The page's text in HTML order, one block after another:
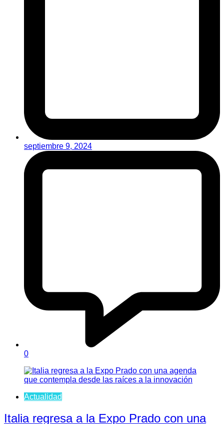
septiembre 9, 2024
0
Actualidad
Italia regresa a la Expo Prado con una